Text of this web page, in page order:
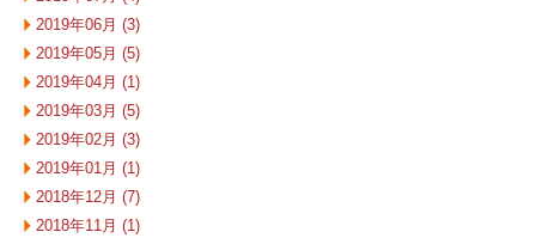
2019年06月 (3)
2019年05月 (5)
2019年04月 (1)
2019年03月 (5)
2019年02月 (3)
2019年01月 (1)
2018年12月 (7)
2018年11月 (1)